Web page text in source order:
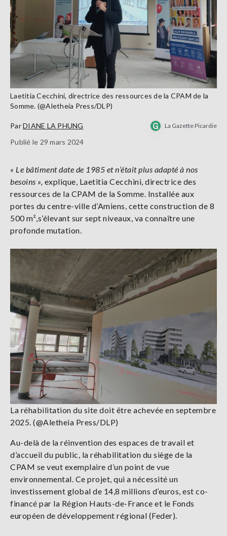
Laetitia Cecchini, directrice des ressources de la CPAM de la
Somme. (@Aletheia Press/DLP)
ParDIANE LA PHUNG La Gazette Picardie
Publié le 29 mars 2024
« Le bâtiment date de 1985 et n’était plus adapté à nos
besoins », explique, Laetitia Cecchini, directrice des
ressources de la CPAM de la Somme. Installée aux
portes du centre-ville d’Amiens, cette construction de 8
500 m²,s’élevant sur sept niveaux, va connaître une
profonde mutation.
La réhabilitation du site doit être achevée en septembre
2025. (@Aletheia Press/DLP)
Au-delà de la réinvention des espaces de travail et
d’accueil du public, la réhabilitation du siège de la
CPAM se veut exemplaire d’un point de vue
environnemental. Ce projet, qui a nécessité un
investissement global de 14,8 millions d’euros, est co-
financé par la Région Hauts-de-France et le Fonds
européen de développement régional (Feder).